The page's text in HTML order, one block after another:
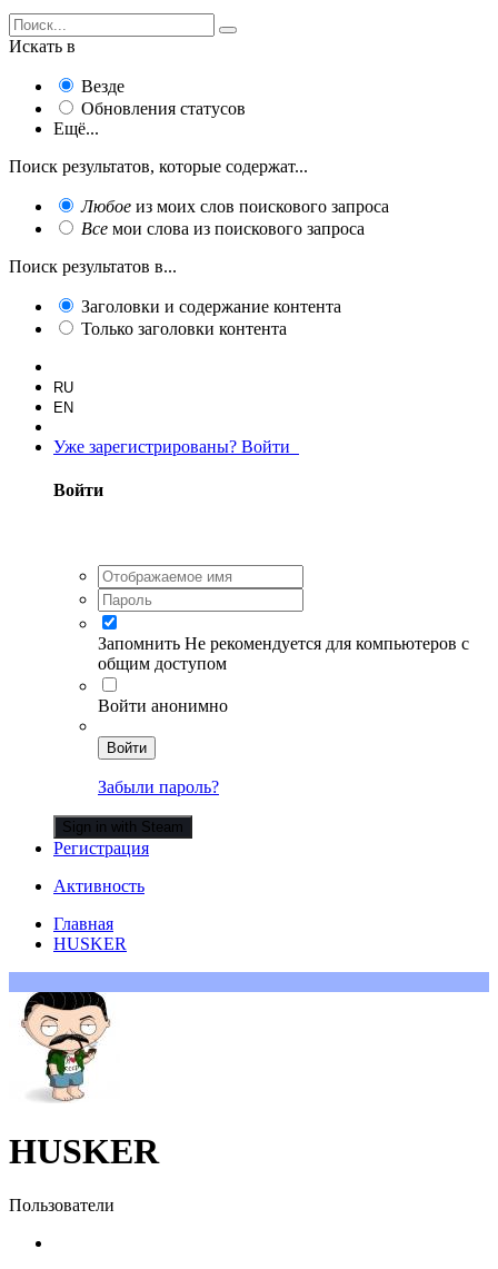
Искать в
Везде
Обновления статусов
Ещё...
Поиск результатов, которые содержат...
Любое из моих слов поискового запроса
Все мои слова из поискового запроса
Поиск результатов в...
Заголовки и содержание контента
Только заголовки контента
RU
EN
Уже зарегистрированы? Войти
Войти
Запомнить Не рекомендуется для компьютеров с
общим доступом
Войти анонимно
Войти
Забыли пароль?
Sign in with Steam
Регистрация
Активность
Главная
HUSKER
HUSKER
Пользователи